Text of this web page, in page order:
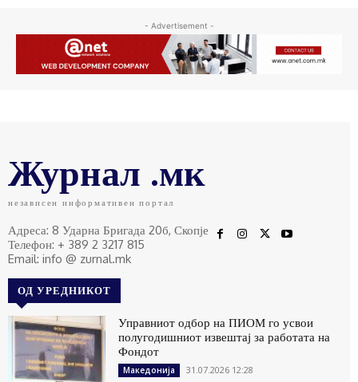
- Advertisement -
Журнал .мк
независен информативен портал
Адреса: 8 Ударна Бригада 20б, Скопје
Телефон: + 389 2 3217 815
Email: info @ zurnal.mk
ОД УРЕДНИКОТ
Управниот одбор на ПИОМ го усвои
полугодишниот извештај за работата на
Фондот
Македонија 31.07.2026 12:28